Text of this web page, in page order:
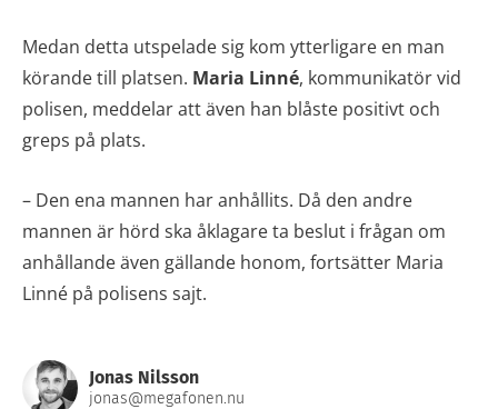
Medan detta utspelade sig kom ytterligare en man
körande till platsen. Maria Linné, kommunikatör vid
polisen, meddelar att även han blåste positivt och
greps på plats.
– Den ena mannen har anhållits. Då den andre
mannen är hörd ska åklagare ta beslut i frågan om
anhållande även gällande honom, fortsätter Maria
Linné på polisens sajt.
Jonas Nilsson
jonas@megafonen.nu